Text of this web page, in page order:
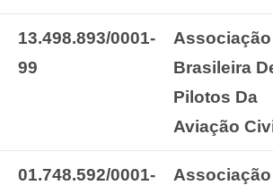
13.498.893/0001-
99
Associação
Brasileira
Pilotos Da
Aviação
01.748.592/0001-
Associação